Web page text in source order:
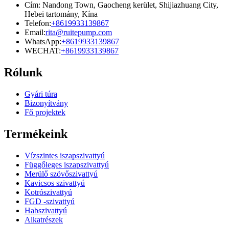
Cím: Nandong Town, Gaocheng kerület, Shijiazhuang City,
Hebei tartomány, Kína
Telefon:+8619933139867
Email:rita@ruitepump.com
WhatsApp:+8619933139867
WECHAT:+8619933139867
Rólunk
Gyári túra
Bizonyítvány
Fő projektek
Termékeink
Vízszintes iszapszivattyú
Függőleges iszapszivattyú
Merülő szövőszivattyú
Kavicsos szivattyú
Kotrószivattyú
FGD -szivattyú
Habszivattyú
Alkatrészek